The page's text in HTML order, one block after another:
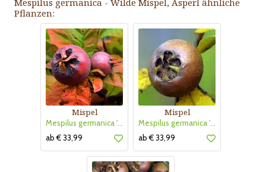
Mespilus germanica - Wilde Mispel, Asperl ähnliche
Pflanzen:
Mispel
Mespilus germanica 'Mispel von Metz'
ab € 33,99
Mispel
Mespilus germanica 'Mispel von Nottingham'
ab € 33,99